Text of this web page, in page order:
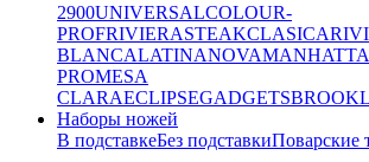
2900UNIVERSALCOLOUR-
PROFRIVIERASTEAKCLASICA
BLANCALATINANOVA
PROMESA
CLARAECLIPSEGADGETS
Наборы ножей
В подставкеБез подставкиПоварские